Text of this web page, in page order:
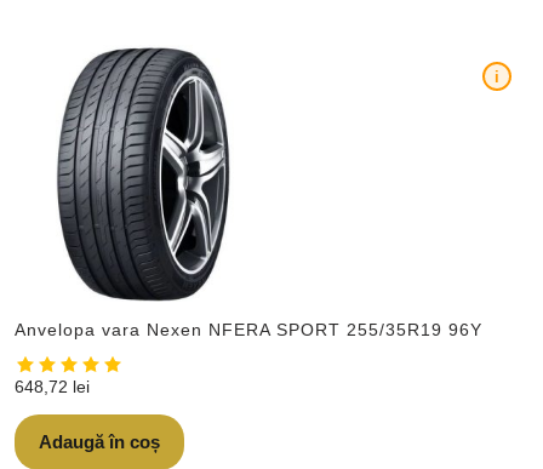
Anvelopa vara Nexen NFERA SPORT 255/35R19 96Y
i
648,72 lei
Adaugă în coș